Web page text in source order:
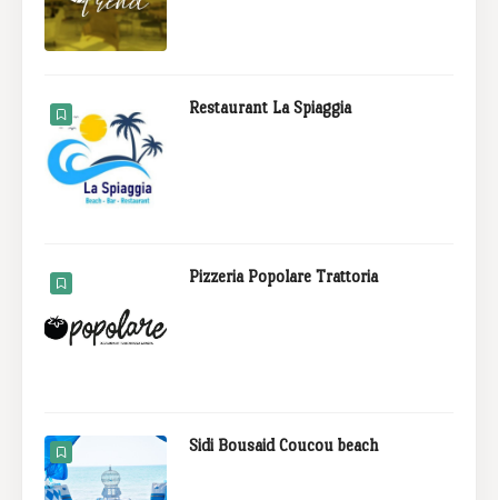
Restaurant La Spiaggia
Pizzeria Popolare Trattoria
Sidi Bousaid Coucou beach